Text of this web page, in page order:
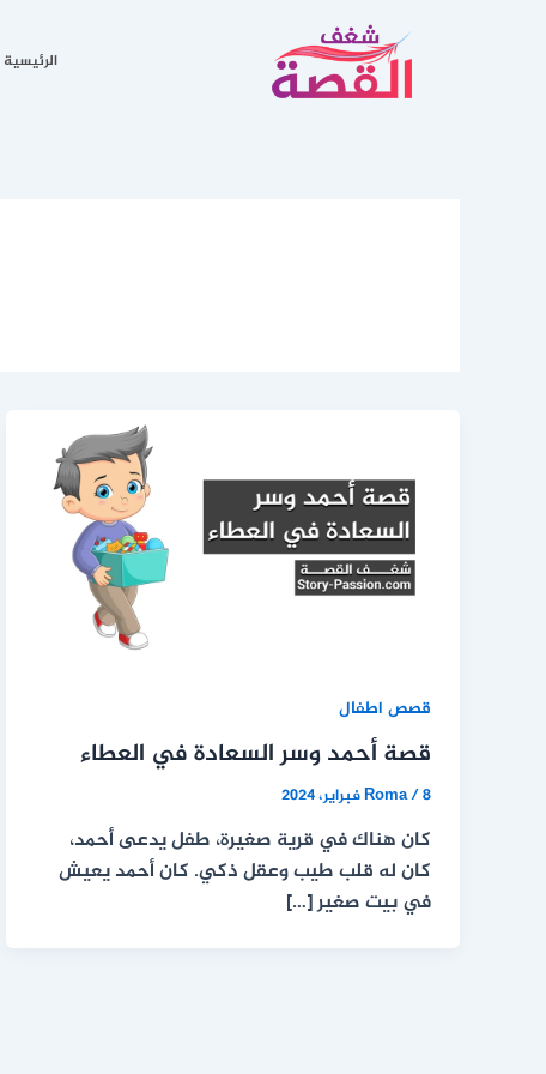
الرئيسية
قصص اطفال
قصة أحمد وسر السعادة في العطاء
Roma/8 فبراير، 2024
كان هناك في قرية صغيرة، طفل يدعى أحمد،
كان له قلب طيب وعقل ذكي. كان أحمد يعيش
في بيت صغير […]